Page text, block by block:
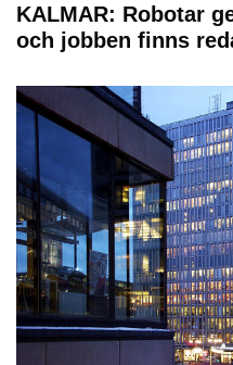
KALMAR: Robotar
och jobben finns